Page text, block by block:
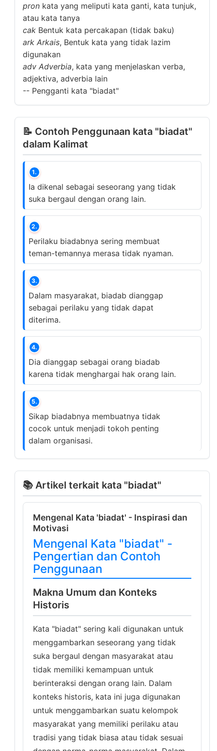
pron kata yang meliputi kata ganti, kata tunjuk,
atau kata tanya
cak Bentuk kata percakapan (tidak baku)
ark Arkais, Bentuk kata yang tidak lazim
digunakan
adv Adverbia, kata yang menjelaskan verba,
adjektiva, adverbia lain
-- Pengganti kata "biadat"
📝 Contoh Penggunaan kata "biadat"
dalam Kalimat
1.
Ia dikenal sebagai seseorang yang tidak
suka bergaul dengan orang lain.
2.
Perilaku biadabnya sering membuat
teman-temannya merasa tidak nyaman.
3.
Dalam masyarakat, biadab dianggap
sebagai perilaku yang tidak dapat
diterima.
4.
Dia dianggap sebagai orang biadab
karena tidak menghargai hak orang lain.
5.
Sikap biadabnya membuatnya tidak
cocok untuk menjadi tokoh penting
dalam organisasi.
📚 Artikel terkait kata "biadat"
Mengenal Kata 'biadat' - Inspirasi dan
Motivasi
Mengenal Kata "biadat" -
Pengertian dan Contoh
Penggunaan
Makna Umum dan Konteks
Historis
Kata "biadat" sering kali digunakan untuk
menggambarkan seseorang yang tidak
suka bergaul dengan masyarakat atau
tidak memiliki kemampuan untuk
berinteraksi dengan orang lain. Dalam
konteks historis, kata ini juga digunakan
untuk menggambarkan suatu kelompok
masyarakat yang memiliki perilaku atau
tradisi yang tidak biasa atau tidak sesuai